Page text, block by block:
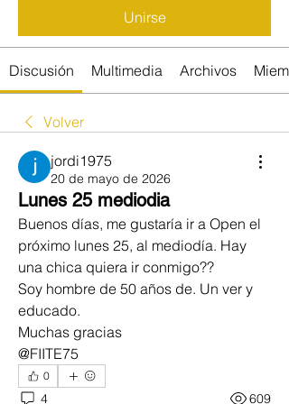
Unirse
Discusión Multimedia Archivos
Volver
jordi1975
20 de mayo de 2026
Lunes 25 mediodia
Buenos días, me gustaría ir a Open el
próximo lunes 25, al mediodía. Hay
una chica quiera ir conmigo??
Soy hombre de 50 años de. Un ver y
educado.
Muchas gracias
@FIITE75
0
4 609